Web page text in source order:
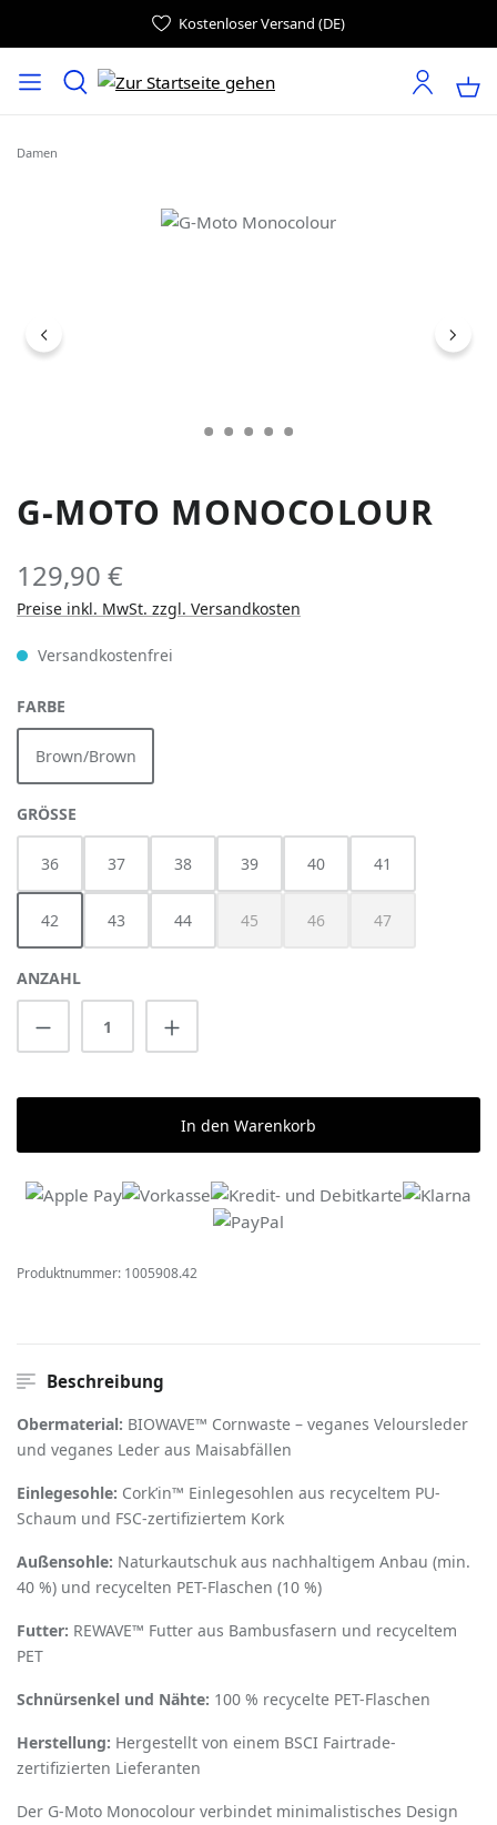
Kostenloser Versand (DE)
Damen
Bildergalerie überspringen
G-MOTO MONOCOLOUR
129,90 €
Preise inkl. MwSt. zzgl. Versandkosten
Versandkostenfrei
FARBE
Brown/Brown
GRÖSSE
36 37 38 39 40 41
42 43 44 45
(Diese Option ist zurzeit nicht
46
(Diese Option ist zurzeit
47
(Diese Option ist
ANZAHL
Produkt Anzahl: Gib den gewünschten
In den Warenkorb
Produktnummer: 1005908.42
Beschreibung
Obermaterial: BIOWAVE™ Cornwaste – veganes Veloursleder
und veganes Leder aus Maisabfällen
Einlegesohle: Cork’in™ Einlegesohlen aus recyceltem PU-
Schaum und FSC-zertifiziertem Kork
Außensohle: Naturkautschuk aus nachhaltigem Anbau (min.
40 %) und recycelten PET-Flaschen (10 %)
Futter: REWAVE™ Futter aus Bambusfasern und recyceltem
PET
Schnürsenkel und Nähte: 100 % recycelte PET-Flaschen
Herstellung: Hergestellt von einem BSCI Fairtrade-
zertifizierten Lieferanten
Der G-Moto Monocolour verbindet minimalistisches Design